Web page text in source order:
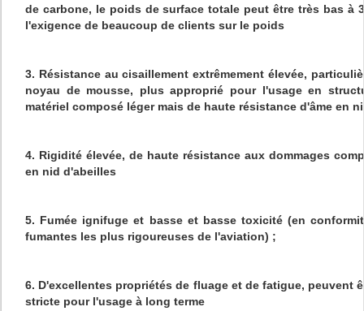
de carbone, le poids de surface totale peut être très bas à
l'exigence de beaucoup de clients sur le poids
3. Résistance au cisaillement extrêmement élevée,
noyau de mousse, plus approprié pour l'usage en
matériel composé léger mais de haute résistance d'âme en
4. Rigidité élevée, de haute résistance aux dommages
en nid d'abeilles
5. Fumée ignifuge et basse et basse toxicité (en
fumantes les plus rigoureuses de l'aviation) ;
6. D'excellentes propriétés de fluage et de fatigue, peuvent
stricte pour l'usage à long terme